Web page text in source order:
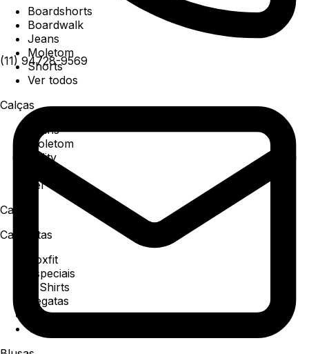
(11) 94728-9569
Boardshorts
Boardwalk
Jeans
Moletom
Shorts
Ver todos
Calças
Jeans
Moletom
Utility
Ver todos
Camisa
Camisetas
Boxfit
Especiais
T-Shirts
Regatas
Polo
Ver todos